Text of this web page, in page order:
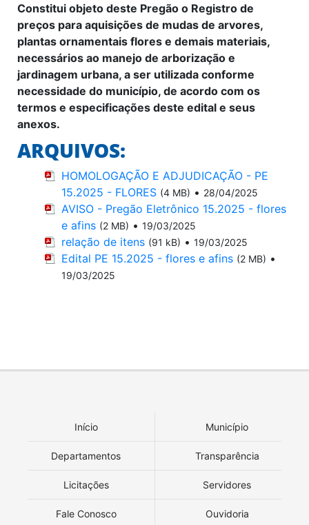
Constitui objeto deste Pregão o Registro de
preços para aquisições de mudas de arvores,
plantas ornamentais flores e demais materiais,
necessários ao manejo de arborização e
jardinagem urbana, a ser utilizada conforme
necessidade do município, de acordo com os
termos e especificações deste edital e seus
anexos.
ARQUIVOS:
HOMOLOGAÇÃO E ADJUDICAÇÃO - PE
15.2025 - FLORES (4 MB) • 28/04/2025
AVISO - Pregão Eletrônico 15.2025 - flores
e afins (2 MB) • 19/03/2025
relação de itens (91 kB) • 19/03/2025
Edital PE 15.2025 - flores e afins (2 MB) •
19/03/2025
Início Município
Departamentos Transparência
Licitações Servidores
Fale Conosco Ouvidoria